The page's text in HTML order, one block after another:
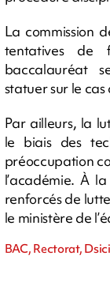
La commission
tentatives de
baccalauréat
statuer sur le
Par ailleurs, la
le biais des
préoccupation
l’académie. À
renforcés de
le ministère de
BAC, Rectorat,